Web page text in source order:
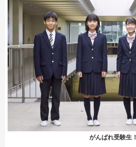
がんばれ受験生！